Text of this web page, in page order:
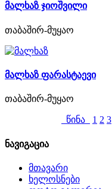
მალხაზ ჯიოშვილი
თაბაშირ-მუყაო
მალხაზ ფარასტაევი
თაბაშირ-მუყაო
წინა 1 2 3
ნავიგაცია
მთავარი
ხელოსნები